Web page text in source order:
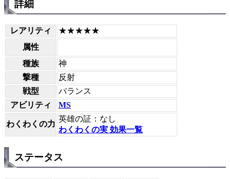
詳細
レアリティ
★★★★★
属性
種族
神
撃種
反射
戦型
バランス
アビリティ
MS
わくわくの力
英雄の証：なし
わくわくの実 効果一覧
ステータス